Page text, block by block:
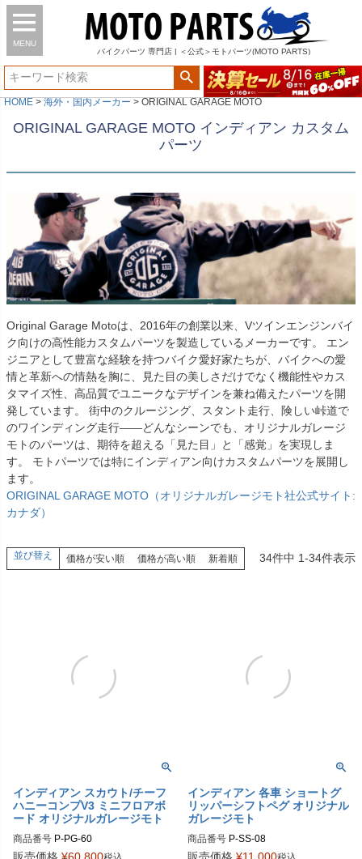
MENU
バイク パーツ 専門店 | ＜公式＞モトパーツ(MOTO PARTS)
HOME 海外・国内メーカー ORIGINAL GARAGE MOTO
ORIGINAL GARAGE MOTO インディアン カスタム
パーツ
Original Garage Motoは、2016年の創業以来、Vツインエンジンバイ
ク向けの高性能カスタムパーツを製造しているメーカーです。 エン
ジニアとして豊富な経験を持つバイク愛好家たちが、バイクへの愛
情と革新への情熱を胸に、見た目の美しさだけでなく機能性やカス
タマイズ性、高品質でユニークなデザインを兼ね備えたパーツを開
発しています。 街中のクルージング、スタント走行、険しい峠道で
のワインディング走行――どんなシーンでも、オリジナルガレージ
モトのパーツは、期待を超える「見た目」と「感覚」を実現しま
す。 モトパーツでは特にインディアン向けカスタムパーツを展開し
ます。
ORIGINAL GARAGE MOTO（オリジナルガレージモト社公式サイト:
カナダ）
並び替え 価格が安い順 価格が高い順 新着順 34件中 1-34件表示
インディアン スカウト/チーフ
ハニーコンプV3 ミニフロアボ
ード オリジナルガレージモト
商品番号 P-PG-60
P-PG-60-BK：ブラック
インディアン 各車 ショートグ
リッパーシフトペグ オリジナル
ガレージモト
商品番号 P-SS-08
P-SS-08-BK：ブラック